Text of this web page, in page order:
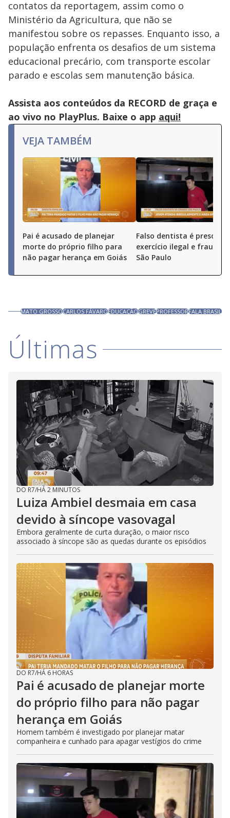
contatos da reportagem, assim como o
Ministério da Agricultura, que não se
manifestou sobre os repasses. Enquanto isso, a
população enfrenta os desafios de um sistema
educacional precário, com transporte escolar
parado e escolas sem manutenção básica.
Assista aos conteúdos da RECORD de graça e
ao vivo no PlayPlus. Baixe o app aqui!
VEJA TAMBÉM
Pai é acusado de planejar
morte do próprio filho para
não pagar herança em Goiás
Falso dentista é preso por
exercício ilegal e fraude
São Paulo
MATO GROSSOCARLOS FÁVAROEDUCAÇÃOGREVEPROFESSORFALA BRASIL
Últimas
DO R7/HÁ 2 MINUTOS
Luiza Ambiel desmaia em casa
devido à síncope vasovagal
Embora geralmente de curta duração, o maior risco
associado à síncope são as quedas durante os episódios
DO R7/HÁ 6 HORAS
Pai é acusado de planejar morte
do próprio filho para não pagar
herança em Goiás
Homem também é investigado por planejar matar
companheira e cunhado para apagar vestígios do crime